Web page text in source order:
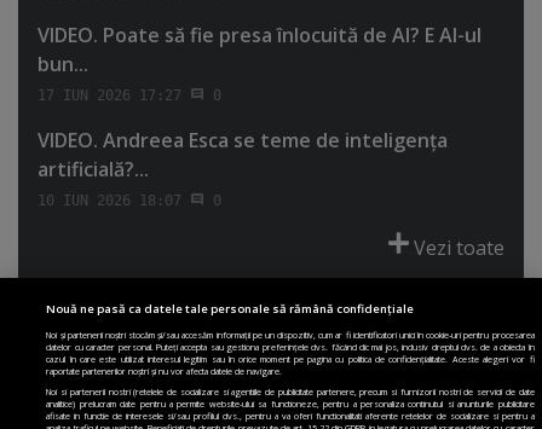
VIDEO. Poate să fie presa înlocuită de AI? E AI-ul
bun...
17 IUN 2026 17:27 0
VIDEO. Andreea Esca se teme de inteligenţa
artificială?...
10 IUN 2026 18:07 0
Vezi toate
PRIMA PAGINĂ
POLITICA DE COLECTARE ACORD COOKIE
POLITICA DE CONFIDENȚIALITATE
DESPRE SITE
ECHIPA
DESPRE MINE
JOBURI CONTACT ARHIVA
Nouă ne pasă ca datele tale personale să rămână confidențiale
Noi și partenerii noștri stocăm și/sau accesăm informații pe un dispozitiv, cum ar fi identificatori unici în cookie-uri pentru procesarea
datelor cu caracter personal. Puteți accepta sau gestiona preferințele dvs. făcând clic mai jos, inclusiv dreptul dvs. de a obiecta în
cazul în care este utilizat interesul legitim sau în orice moment pe pagina cu politica de confidențialitate. Aceste alegeri vor fi
raportate partenerilor noștri și nu vor afecta datele de navigare.
Noi si partenerii nostri (retelele de socializare si agentiile de publicitate partenere, precum si furnizorii nostri de servicii de date
analitice) prelucram date pentru a permite website-ului sa functioneze, pentru a personaliza continutul si anunturile publicitare
afisate in functie de interesele si/sau profilul dvs., pentru a va oferi functionalitati aferente retelelor de socializare si pentru a